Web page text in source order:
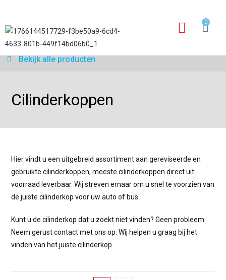
0
Bekijk alle producten
Cilinderkoppen
Hier vindt u een uitgebreid assortiment aan gereviseerde en
gebruikte cilinderkoppen, meeste cilinderkoppen direct uit
voorraad leverbaar. Wij streven ernaar om u snel te voorzien van
de juiste cilinderkop voor uw auto of bus.
Kunt u de cilinderkop dat u zoekt niet vinden? Geen probleem.
Neem gerust contact met ons op. Wij helpen u graag bij het
vinden van het juiste cilinderkop.